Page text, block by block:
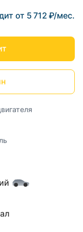
от 5 712 ₽/мес.